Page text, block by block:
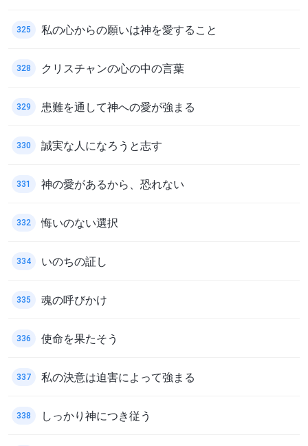
325 私の心からの願いは神を愛すること
328 クリスチャンの心の中の言葉
329 患難を通して神への愛が強まる
330 誠実な人になろうと志す
331 神の愛があるから、恐れない
332 悔いのない選択
334 いのちの証し
335 魂の呼びかけ
336 使命を果たそう
337 私の決意は迫害によって強まる
338 しっかり神につき従う